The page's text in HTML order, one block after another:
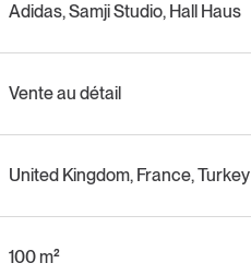
Adidas, Samji Studio, Hall Haus
Vente au détail
United Kingdom, France, Turkey
100 m²